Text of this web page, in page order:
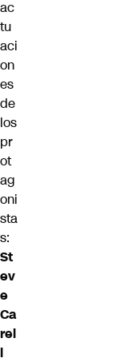
ac
tu
aci
on
es
de
los
pr
ot
ag
oni
sta
s:
St
ev
e
Ca
rel
l